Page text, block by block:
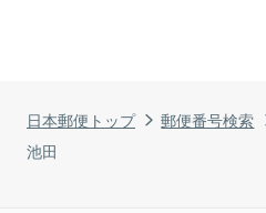
日本郵便トップ 郵便番号検索
池田